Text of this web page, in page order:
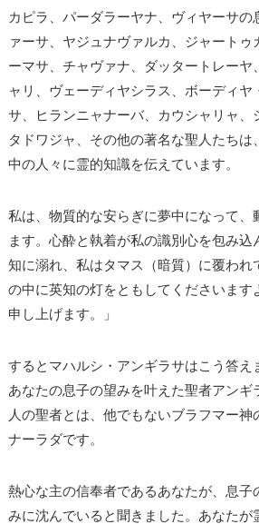
カピラ、パーダラーヤナ、ヴィヤーサの
ァーサ、ヤジュナヴァルカ、ジャートゥ
ーマサ、チャヴァナ、ダッタートレーヤ
ャリ、ヴェーディヤシラス、ボーディヤ
サ、ヒランニャナーバ、カウシャリャ、
タドワジャ、その他の著名な聖人たちは
中の人々に霊的知識を伝えています。
私は、物質的な安らぎに夢中になって、
ます。心酔と執着が私の識別心を包み込
知に溺れ、私はタマス（暗質）に覆われ
の中に英知の灯をともしてくださいます
申し上げます。」
するとマハルシ・アンギラサはこう答え
あなたの息子の望みを叶えた聖者アンギ
人の聖者とは、他でもないブラフマー神
ナーラダです。
熱心な主の信奉者であるあなたが、息子
みに沈んでいると聞きました。あなたが